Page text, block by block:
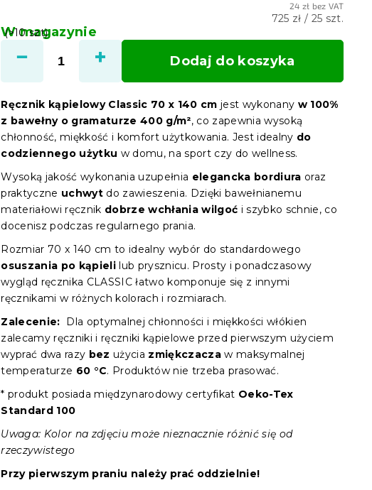
24 zł bez VAT
Cena
725 zł / 25 szt.
W magazynie
(>10 szt)
Dodaj do koszyka
Ręcznik kąpielowy Classic 70 x 140 cm jest wykonany w 100%
z bawełny o gramaturze 400 g/m², co zapewnia wysoką
chłonność, miękkość i komfort użytkowania. Jest idealny do
codziennego użytku w domu, na sport czy do wellness.
Wysoką jakość wykonania uzupełnia elegancka bordiura oraz
praktyczne uchwyt do zawieszenia. Dzięki bawełnianemu
materiałowi ręcznik dobrze wchłania wilgoć i szybko schnie, co
docenisz podczas regularnego prania.
Rozmiar 70 x 140 cm to idealny wybór do standardowego
osuszania po kąpieli lub prysznicu. Prosty i ponadczasowy
wygląd ręcznika CLASSIC łatwo komponuje się z innymi
ręcznikami w różnych kolorach i rozmiarach.
Zalecenie: Dla optymalnej chłonności i miękkości włókien
zalecamy ręczniki i ręczniki kąpielowe przed pierwszym użyciem
wyprać dwa razy bez użycia zmiękczacza w maksymalnej
temperaturze 60 °C. Produktów nie trzeba prasować.
* produkt posiada międzynarodowy certyfikat Oeko-Tex
Standard 100
Uwaga: Kolor na zdjęciu może nieznacznie różnić się od
rzeczywistego
Przy pierwszym praniu należy prać oddzielnie!